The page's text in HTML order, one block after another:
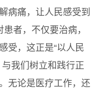
病痛，让人民感受到
者，不仅要治病，
受，这正是“以人民
我们树立和践行正
无论是医疗工作，还